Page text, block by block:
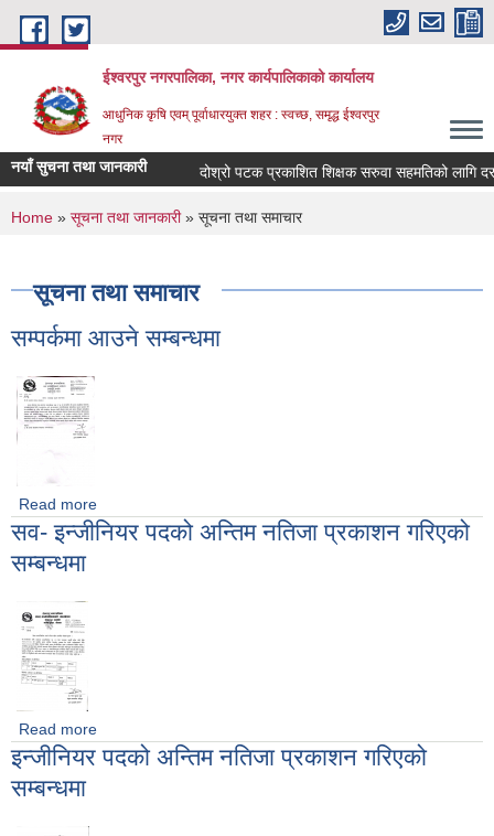
Skip to main content
ईश्वरपुर नगरपालिका, नगर कार्यपालिकाको कार्यालय
आधुनिक कृषि एवम् पूर्वाधारयुक्त शहर : स्वच्छ, समृद्ध ईश्वरपुर
नगर
नयाँ सुचना तथा जानकारी दोश्रो पटक प्रकाशित शिक्षक सरुवा सहमतिको लागि
You are here
Home » सूचना तथा जानकारी» सूचना तथा समाचार
सूचना तथा समाचार
सम्पर्कमा आउने सम्बन्धमा
Read more
सव- इन्जीनियर पदको अन्तिम नतिजा प्रकाशन गरिएको
सम्बन्धमा
Read more
इन्जीनियर पदको अन्तिम नतिजा प्रकाशन गरिएको
सम्बन्धमा